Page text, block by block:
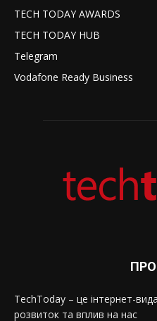
TECH TODAY AWARDS
TECH TODAY HUB
Telegram
Vodafone Ready Business
TechToday – це інтернет-
розвиток та вплив на нас